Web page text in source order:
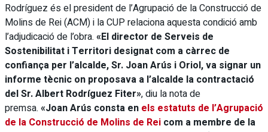
Rodríguez és el president de l’Agrupació de la Construcció de
Molins de Rei (ACM) i la CUP relaciona aquesta condició amb
l’adjudicació de l’obra. «El director de Serveis de
Sostenibilitat i Territori designat com a càrrec de
confiança per l’alcalde, Sr. Joan Arús i Oriol, va signar un
informe tècnic on proposava a l’alcalde la contractació
del Sr. Albert Rodríguez Fiter», diu la nota de
premsa. «Joan Arús consta en els estatuts de l’Agrupació
de la Construcció de Molins de Rei com a membre de la